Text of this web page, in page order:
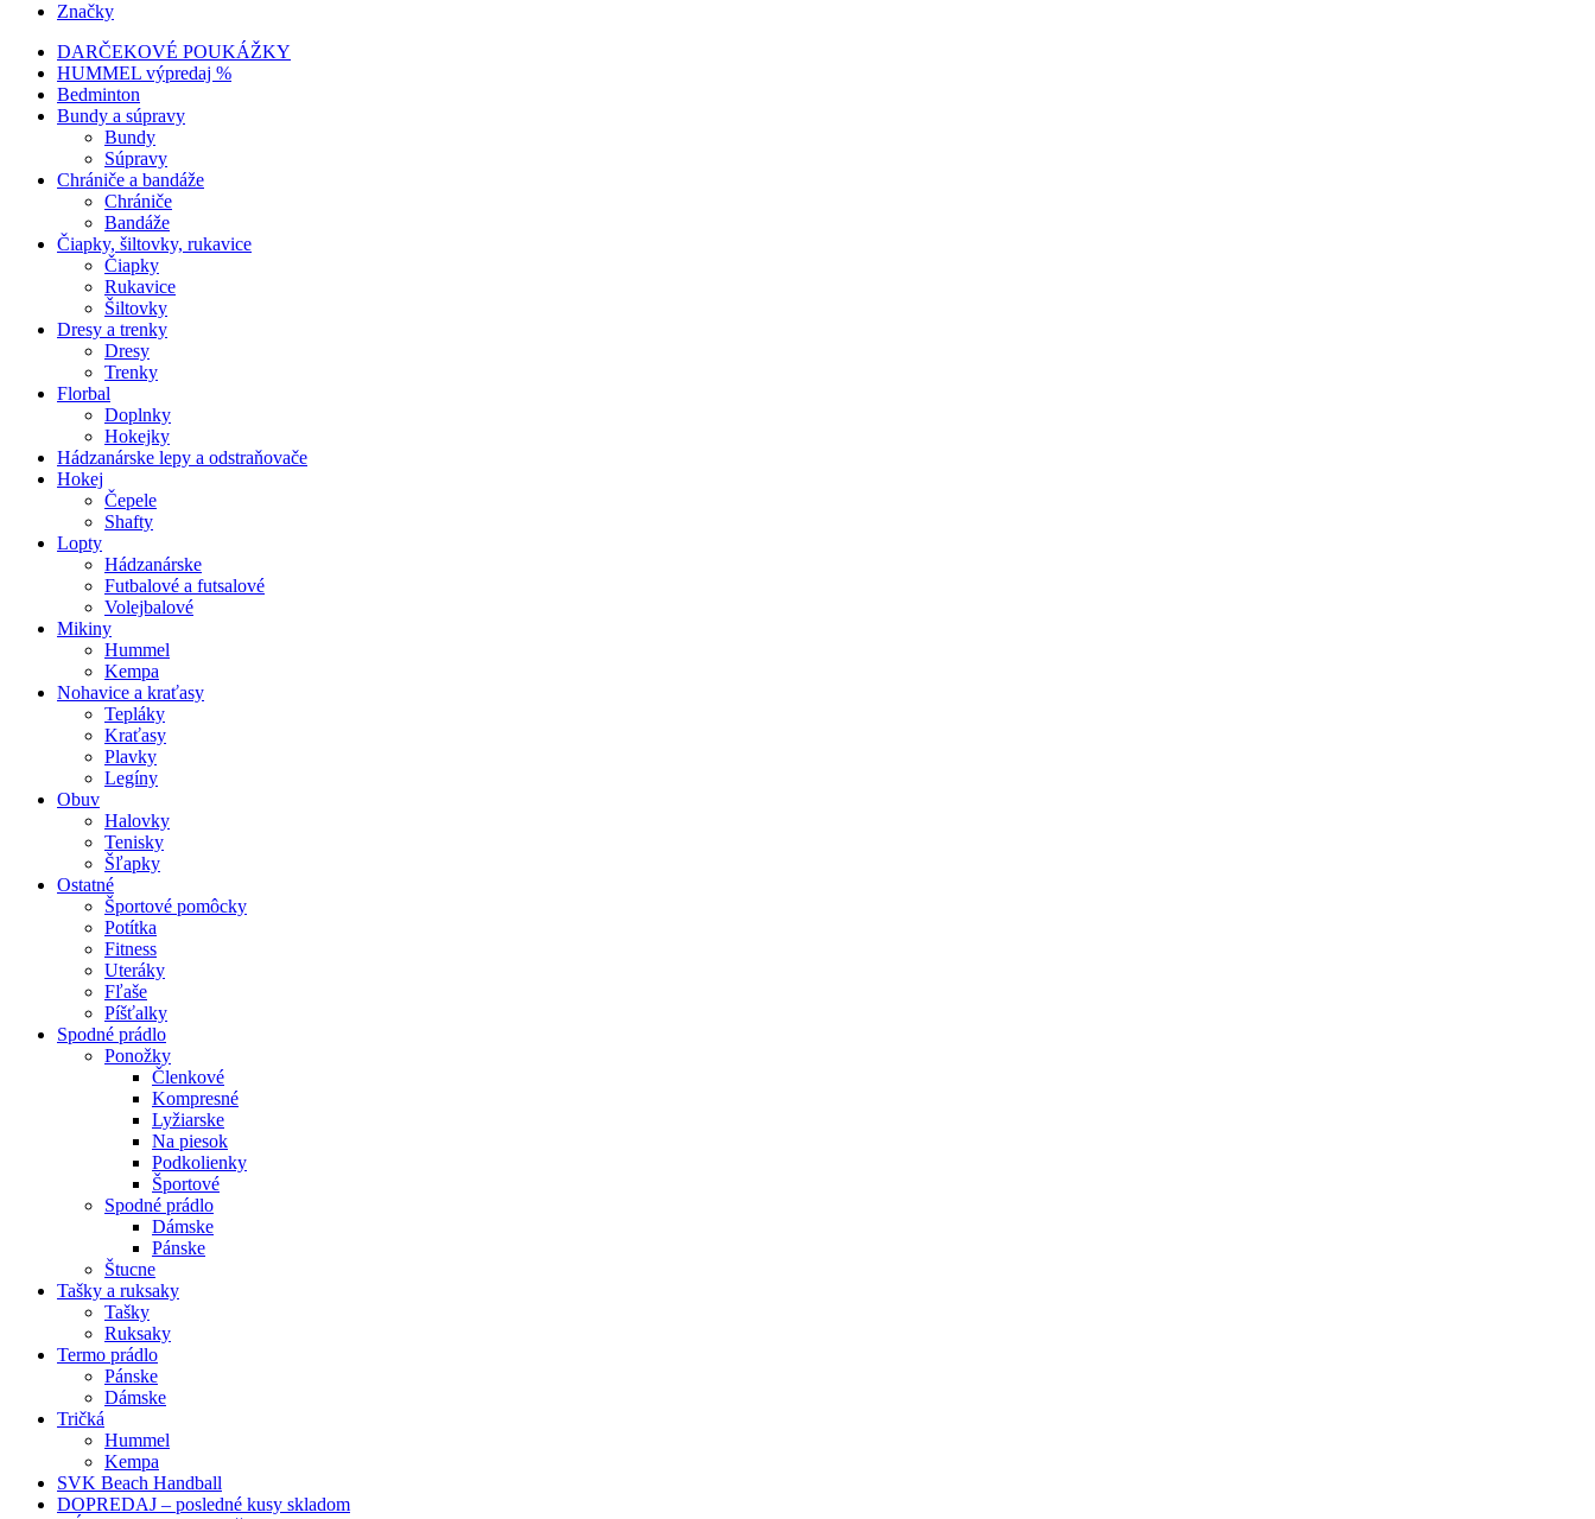
Značky
DARČEKOVÉ POUKÁŽKY
HUMMEL výpredaj %
Bedminton
Bundy a súpravy
Bundy
Súpravy
Chrániče a bandáže
Chrániče
Bandáže
Čiapky, šiltovky, rukavice
Čiapky
Rukavice
Šiltovky
Dresy a trenky
Dresy
Trenky
Florbal
Doplnky
Hokejky
Hádzanárske lepy a odstraňovače
Hokej
Čepele
Shafty
Lopty
Hádzanárske
Futbalové a futsalové
Volejbalové
Mikiny
Hummel
Kempa
Nohavice a kraťasy
Tepláky
Kraťasy
Plavky
Legíny
Obuv
Halovky
Tenisky
Šľapky
Ostatné
Športové pomôcky
Potítka
Fitness
Uteráky
Fľaše
Píšťalky
Spodné prádlo
Ponožky
Členkové
Kompresné
Lyžiarske
Na piesok
Podkolienky
Športové
Spodné prádlo
Dámske
Pánske
Štucne
Tašky a ruksaky
Tašky
Ruksaky
Termo prádlo
Pánske
Dámske
Tričká
Hummel
Kempa
SVK Beach Handball
DOPREDAJ – posledné kusy skladom